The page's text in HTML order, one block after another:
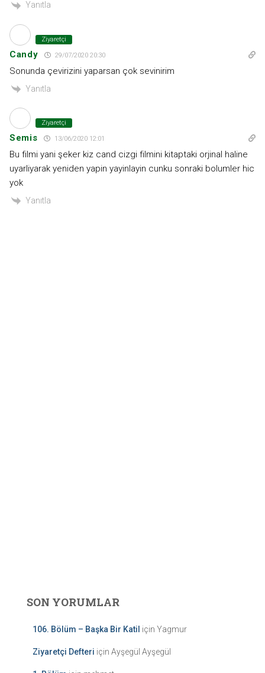
Yanıtla
Ziyaretçi
Candy 29/07/2020 20:30
Sonunda çevirizini yaparsan çok sevinirim
Yanıtla
Ziyaretçi
Semis 13/06/2020 12:01
Bu filmi yani şeker kiz cand cizgi filmini kitaptaki orjinal haline
uyarliyarak yeniden yapin yayinlayin cunku sonraki bolumler hic
yok
Yanıtla
SON YORUMLAR
106. Bölüm – Başka Bir Katil için Yagmur
Ziyaretçi Defteri için Ayşegül Ayşegül